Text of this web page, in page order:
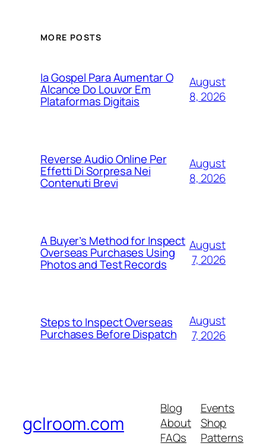
MORE POSTS
Ia Gospel Para Aumentar O
Alcance Do Louvor Em
Plataformas Digitais
August
8, 2026
Reverse Audio Online Per
Effetti Di Sorpresa Nei
Contenuti Brevi
August
8, 2026
A Buyer’s Method for Inspect
Overseas Purchases Using
Photos and Test Records
August
7, 2026
Steps to Inspect Overseas
Purchases Before Dispatch
August
7, 2026
gclroom.com
Blog
About
FAQs
Events
Shop
Patterns